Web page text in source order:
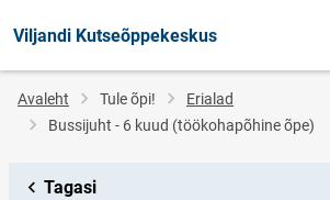
Viljandi Kutseõppekeskus
Jälglink
Avaleht Tule õpi!
Erialad
Bussijuht - 6 kuud (töökohapõhine õpe)
Tagasi